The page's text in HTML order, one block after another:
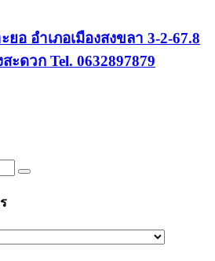
อ อำเภอเมืองสงขลา 3-2-67.8
ะดวก Tel. 0632897879